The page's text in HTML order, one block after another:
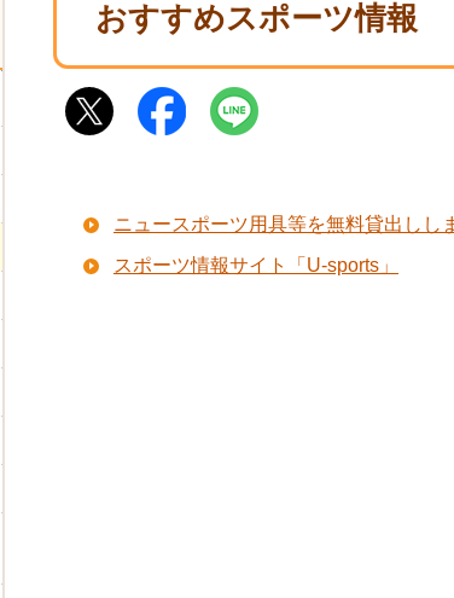
おすすめスポーツ情報
ニュースポーツ用具等を無料貸出しし
スポーツ情報サイト「U-sports」